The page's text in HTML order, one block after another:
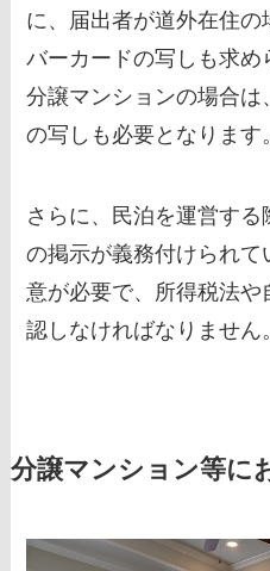
に、届出者が道外在住
バーカードの写しも求
分譲マンションの場合
の写しも必要となります
さらに、民泊を運営す
の掲示が義務付けられ
意が必要で、所得税法
認しなければなりません
分譲マンション等に